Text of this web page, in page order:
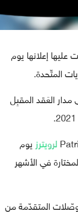
إعلانها يوم
دولار في أوروبا على مدار العَقد المقبِل
لرويترز يوم
في الأشهر
المتقدّمة من